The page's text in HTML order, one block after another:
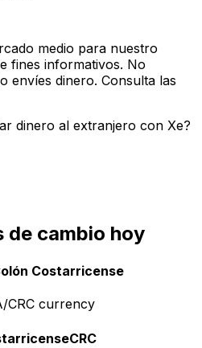
medio para nuestro
fines informativos. No
envíes dinero. Consulta las
dinero al extranjero con Xe?
de cambio hoy
Costarricense
CRC currency
CRC